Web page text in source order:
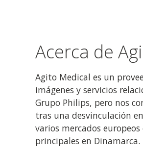
Acerca de
Agito Medical es un
imágenes y servicios
Grupo Philips, pero nos
tras una desvinculación
varios mercados
principales en Dinamarca.